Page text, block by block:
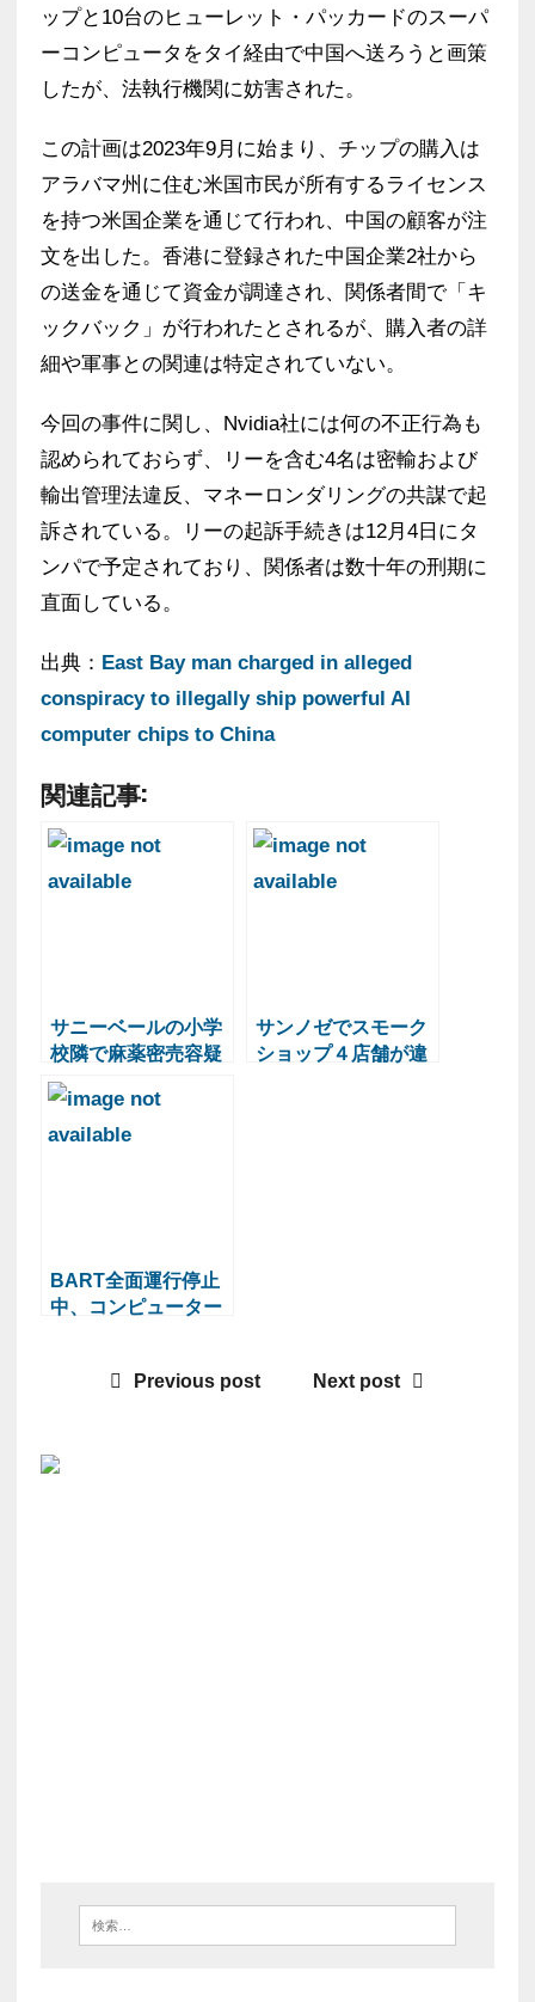
ップと10台のヒューレット・パッカードのスーパ
ーコンピュータをタイ経由で中国へ送ろうと画策
したが、法執行機関に妨害された。
この計画は2023年9月に始まり、チップの購入は
アラバマ州に住む米国市民が所有するライセンス
を持つ米国企業を通じて行われ、中国の顧客が注
文を出した。香港に登録された中国企業2社から
の送金を通じて資金が調達され、関係者間で「キ
ックバック」が行われたとされるが、購入者の詳
細や軍事との関連は特定されていない。
今回の事件に関し、Nvidia社には何の不正行為も
認められておらず、リーを含む4名は密輸および
輸出管理法違反、マネーロンダリングの共謀で起
訴されている。リーの起訴手続きは12月4日にタ
ンパで予定されており、関係者は数十年の刑期に
直面している。
出典： East Bay man charged in alleged
conspiracy to illegally ship powerful AI
computer chips to China
関連記事:
サニーベールの小学
校隣で麻薬密売容疑
のアパート管理者を
逮捕
サンノゼでスモーク
ショップ４店舗が違
BART全面運行停止
中、コンピューター
Previous post Next post